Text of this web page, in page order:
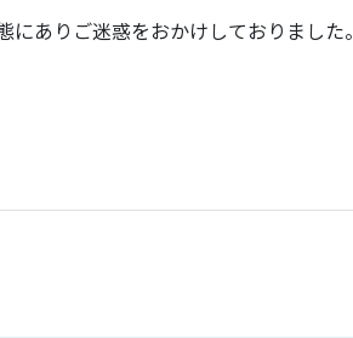
ありご迷惑をおかけしておりました。